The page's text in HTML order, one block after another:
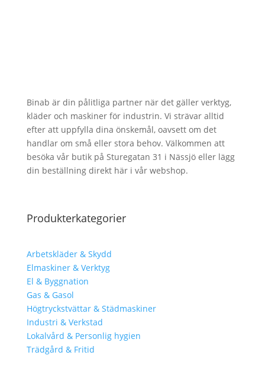
Binab är din pålitliga partner när det gäller verktyg,
kläder och maskiner för industrin. Vi strävar alltid
efter att uppfylla dina önskemål, oavsett om det
handlar om små eller stora behov. Välkommen att
besöka vår butik på Sturegatan 31 i Nässjö eller lägg
din beställning direkt här i vår webshop.
Produkterkategorier
Arbetskläder & Skydd
Elmaskiner & Verktyg
El & Byggnation
Gas & Gasol
Högtryckstvättar & Städmaskiner
Industri & Verkstad
Lokalvård & Personlig hygien
Trädgård & Fritid